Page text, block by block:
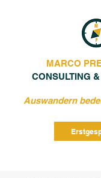
MARCO
CONSULTING
Auswandern